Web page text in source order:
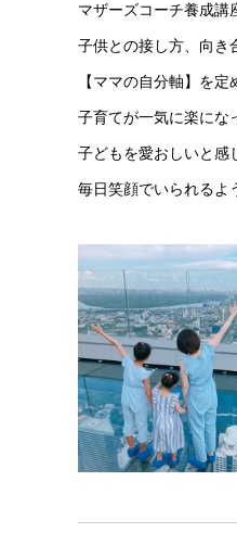
マザーズコーチ養成講
子供との接し方、向き
【ママの自分軸】を定
子育てが一気に楽にな
子どもを愛おしいと感
毎日笑顔でいられるよ